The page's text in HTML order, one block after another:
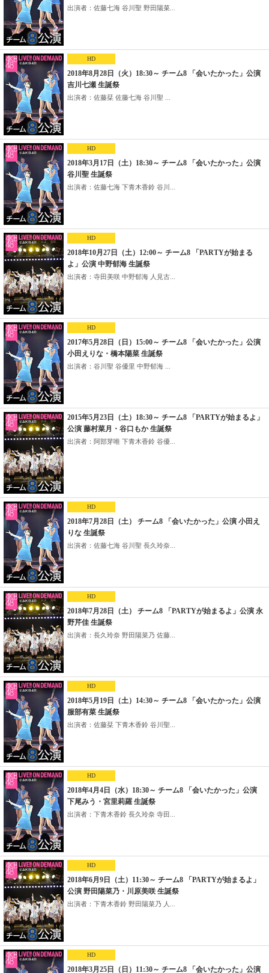
出演者：佐藤七海 谷川聖 野田陽菜...
HD
2018年8月28日（火）18:30～ チーム8 「会いたかった」公演
吉川七瀬 生誕祭
出演者：佐藤栞 佐藤七海 谷川聖 ...
HD
2018年3月17日（土）18:30～ チーム8 「会いたかった」公演
谷川聖 生誕祭
出演者：佐藤七海 下青木香鈴 谷川...
HD
2018年10月27日（土）12:00～ チーム8 「PARTYが始まる
よ」公演 中野郁海 生誕祭
出演者：寺田美咲 中野郁海 人見古...
HD
2017年5月28日（日）15:00～ チーム8 「会いたかった」公演
小田えりな・橋本陽菜 生誕祭
出演者：谷川聖 谷優里 中野郁海 ...
2015年5月23日（土）18:30～ チーム8 「PARTYが始まるよ」
公演 藤村菜月・谷口もか 生誕祭
出演者：阿部芽唯 下青木香鈴 谷優...
HD
2018年7月28日（土） チーム8 「会いたかった」公演 小田え
りな 生誕祭
出演者：佐藤七海 谷川聖 長久玲奈...
HD
2018年7月28日（土） チーム8 「PARTYが始まるよ」公演 永
野芹佳 生誕祭
出演者：長久玲奈 野田陽菜乃 佐藤...
HD
2018年5月19日（土）14:30～ チーム8 「会いたかった」公演
服部有菜 生誕祭
出演者：佐藤栞 下青木香鈴 谷川聖...
HD
2018年4月4日（水）18:30～ チーム8 「会いたかった」公演
下尾みう・宮里莉羅 生誕祭
出演者：下青木香鈴 長久玲奈 寺田...
HD
2018年6月9日（土）11:30～ チーム8 「PARTYが始まるよ」
公演 野田陽菜乃・川原美咲 生誕祭
出演者：下青木香鈴 野田陽菜乃 人...
HD
2018年3月25日（日）11:30～ チーム8 「会いたかった」公演